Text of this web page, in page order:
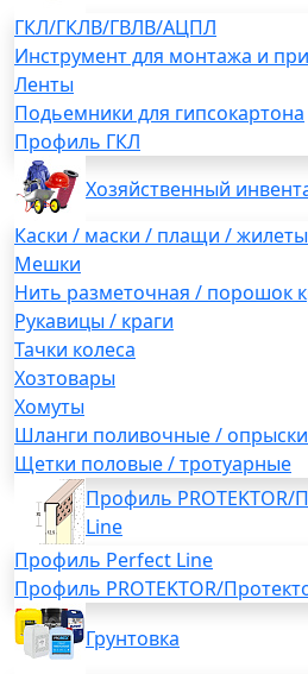
ГКЛ/ГКЛВ/ГВЛВ/АЦПЛ
Инструмент для монтажа и
Ленты
Подьемники для гипсокартона
Профиль ГКЛ
Хозяйственный
Каски / маски / плащи / жилеты
Мешки
Нить разметочная / порошок
Рукавицы / краги
Тачки колеса
Хозтовары
Хомуты
Шланги поливочные /
Щетки половые / тротуарные
Профиль PROTEKTOR/
Line
Профиль Perfect Line
Профиль PROTEKTOR/
Грунтовка